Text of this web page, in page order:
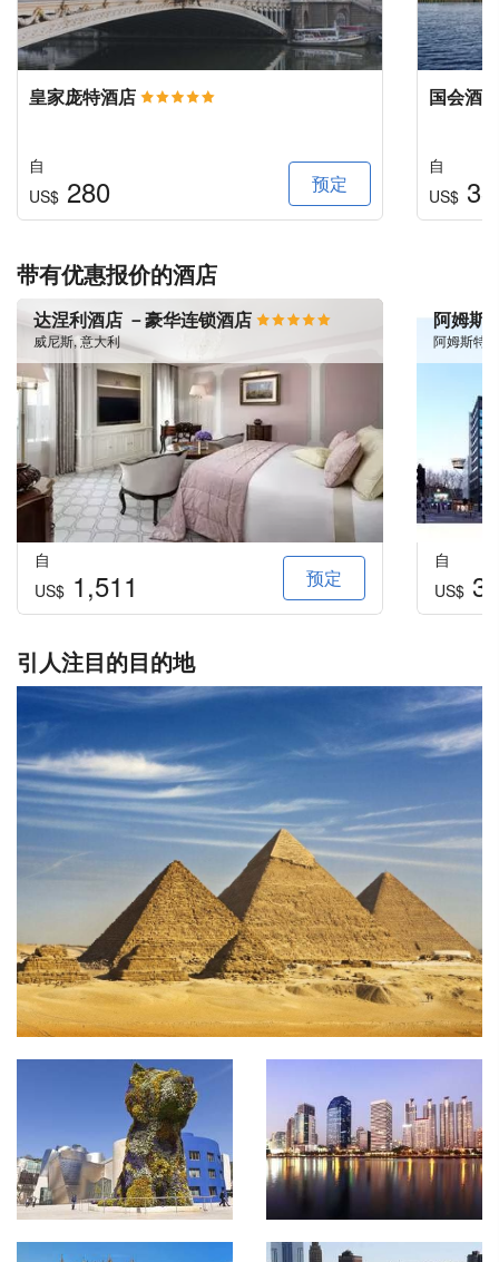
皇家庞特酒店
自
US$ 280 预定
国会酒
自
US$
带有优惠报价的酒店
达涅利酒店 －豪华连锁酒店
威尼斯, 意大利
自
US$ 1,511 预定
阿姆斯
阿姆斯特
自
US$
引人注目的目的地